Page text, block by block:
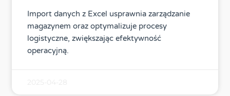
Import danych z Excel usprawnia zarządzanie
magazynem oraz optymalizuje procesy
logistyczne, zwiększając efektywność
operacyjną.